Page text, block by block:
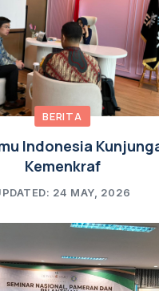
BERITA
Indonesia
Kemenkraf
24 MAY, 2026